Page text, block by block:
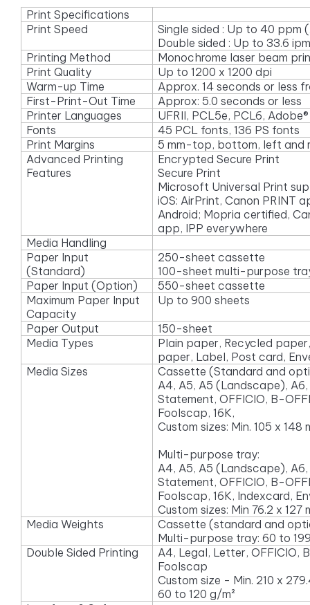
Print Specifications
Print Speed
Single sided : Up to 40
Double sided : Up to 33.6
Printing Method
Monochrome laser beam
Print Quality
Up to 1200 x 1200 dpi
Warm-up Time
Approx. 14 seconds or less
First-Print-Out Time
Approx: 5.0 seconds or less
Printer Languages
UFRII, PCL5e, PCL6,
Fonts
45 PCL fonts, 136 PS fonts
Print Margins
5 mm-top, bottom, left and
Advanced Printing
Features
Encrypted Secure Print
Secure Print
Microsoft Universal Print
iOS: AirPrint, Canon PRINT
Android; Mopria certified,
app, IPP everywhere
Media Handling
Paper Input
(Standard)
250-sheet cassette
100-sheet multi-purpose
Paper Input (Option)
550-sheet cassette
Maximum Paper Input
Capacity
Up to 900 sheets
Paper Output
150-sheet
Media Types
Plain paper, Recycled
paper, Label, Post card,
Media Sizes
Cassette (Standard and
A4, A5, A5 (Landscape),
Statement, OFFICIO, B-
Foolscap, 16K,
Custom sizes: Min. 105 x 148
Multi-purpose tray:
A4, A5, A5 (Landscape),
Statement, OFFICIO, B-
Foolscap, 16K, Indexcard,
Custom sizes: Min 76.2 x 127
Media Weights
Cassette (standard and
Multi-purpose tray: 60 to
Double Sided Printing
A4, Legal, Letter, OFFICIO,
Foolscap
Custom size - Min. 210 x
60 to 120 g/m²